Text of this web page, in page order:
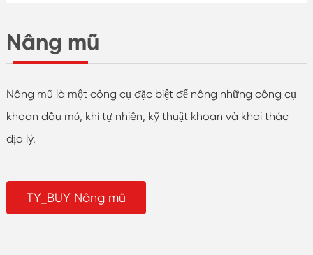
Nâng mũ
Nâng mũ là một công cụ đặc biệt để nâng những công cụ
khoan dầu mỏ, khí tự nhiên, kỹ thuật khoan và khai thác
địa lý.
TY_BUY Nâng mũ